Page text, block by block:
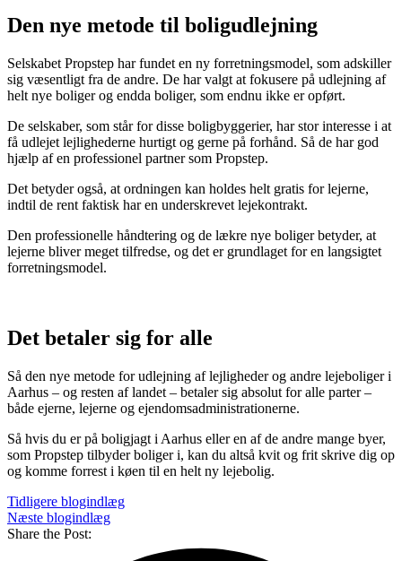
Den nye metode til boligudlejning
Selskabet Propstep har fundet en ny forretningsmodel, som adskiller
sig væsentligt fra de andre. De har valgt at fokusere på udlejning af
helt nye boliger og endda boliger, som endnu ikke er opført.
De selskaber, som står for disse boligbyggerier, har stor interesse i at
få udlejet lejlighederne hurtigt og gerne på forhånd. Så de har god
hjælp af en professionel partner som Propstep.
Det betyder også, at ordningen kan holdes helt gratis for lejerne,
indtil de rent faktisk har en underskrevet lejekontrakt.
Den professionelle håndtering og de lækre nye boliger betyder, at
lejerne bliver meget tilfredse, og det er grundlaget for en langsigtet
forretningsmodel.
Det betaler sig for alle
Så den nye metode for udlejning af lejligheder og andre lejeboliger i
Aarhus – og resten af landet – betaler sig absolut for alle parter –
både ejerne, lejerne og ejendomsadministrationerne.
Så hvis du er på boligjagt i Aarhus eller en af de andre mange byer,
som Propstep tilbyder boliger i, kan du altså kvit og frit skrive dig op
og komme forrest i køen til en helt ny lejebolig.
Tidligere blogindlæg
Næste blogindlæg
Share the Post: